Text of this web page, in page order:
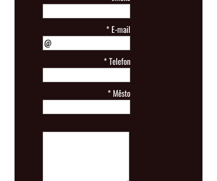
* E-mail
*Telefon
* Město